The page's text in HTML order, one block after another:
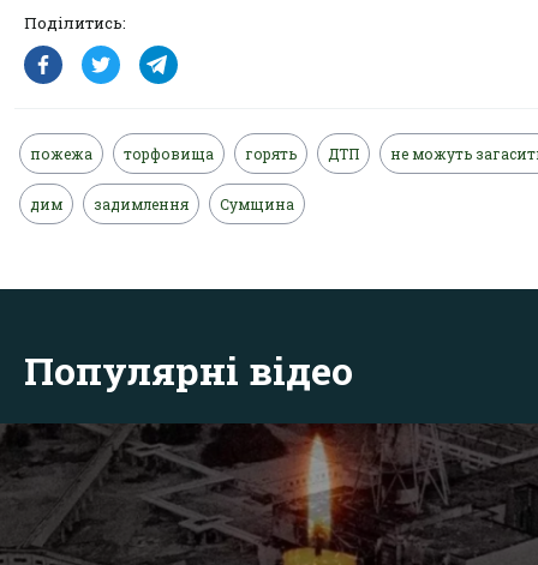
Поділитись:
пожежа торфовища горять ДТП не можуть
дим задимлення Сумщина
Популярні відео